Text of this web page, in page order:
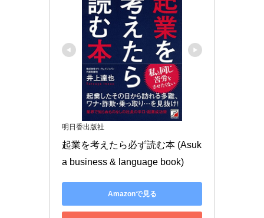
明日香出版社
起業を考えたら必ず読む本 (Asuk
a business & language book)
Amazonで見る